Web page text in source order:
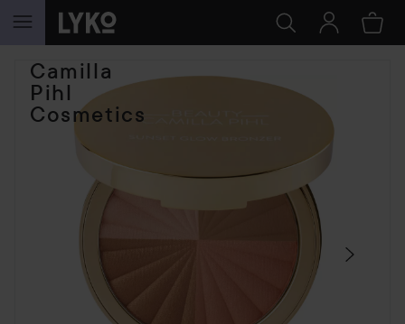
GÅ TIL INNHOLD
Camilla
Pihl
Cosmetics
HOPP OVER SEKSJON